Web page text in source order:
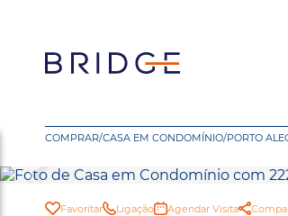
COMPRAR/CASA EM CONDOMÍNIO/PORTO
Favoritar Ligação Agendar Visita